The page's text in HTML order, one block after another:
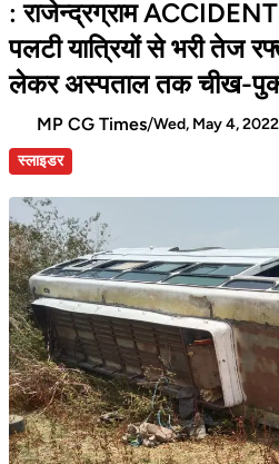
: राजेन्द्रग्राम
पलटी यात्रियों से भरी तेज
लेकर अस्पताल तक चीख-
MP CG Times/Wed, May 4, 2022
स्लाइडर